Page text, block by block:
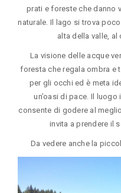
prati e foreste che danno
naturale. Il lago si trova
alta della valle, al
La visione delle acque
foresta che regala ombra e
per gli occhi ed è meta
un’oasi di pace. Il
consente di godere al
invita a prendere il
Da vedere anche la